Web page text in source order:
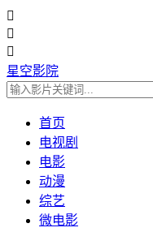



星空影院
首页
电视剧
电影
动漫
综艺
微电影